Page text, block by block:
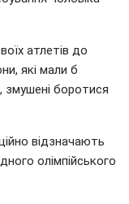
атлетів до
які мали б
змушені боротися
відзначають
олімпійського